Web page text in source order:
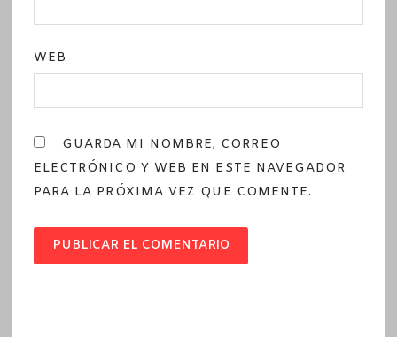
WEB
GUARDA MI NOMBRE, CORREO
ELECTRÓNICO Y WEB EN ESTE NAVEGADOR
PARA LA PRÓXIMA VEZ QUE COMENTE.